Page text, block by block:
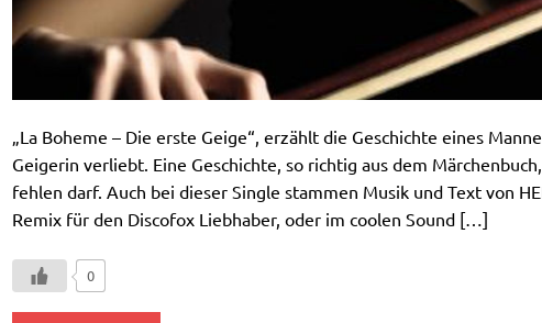
„La Boheme – Die erste Geige“, erzählt die Geschichte eines
Geigerin verliebt. Eine Geschichte, so richtig aus dem
fehlen darf. Auch bei dieser Single stammen Musik und Text von
Remix für den Discofox Liebhaber, oder im coolen Sound […]
0